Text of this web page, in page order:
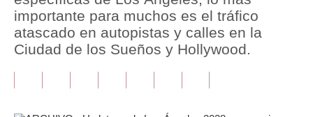
Tu Dinero
Finanzas Personales
importante para muchos es el tráfico
atascado en autopistas y calles en la
Ciudad de los Sueños y Hollywood.